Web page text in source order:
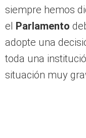
siempre hemos
el Parlamento
adopte una
toda una
situación muy